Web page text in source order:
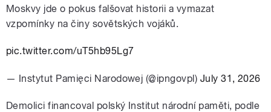
Moskvy jde o pokus falšovat historii a vymazat
vzpomínky na činy sovětských vojáků.
pic.twitter.com/uT5hb95Lg7
— Instytut Pamięci Narodowej (@ipngovpl) July 31, 2026
Demolici financoval polský Institut národní paměti, podle